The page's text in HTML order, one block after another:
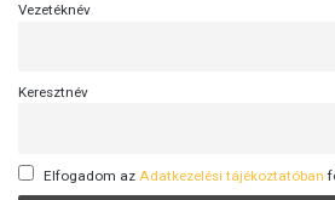
Vezetéknév
Keresztnév
Elfogadom az Adatkezelési tájékoztatóban